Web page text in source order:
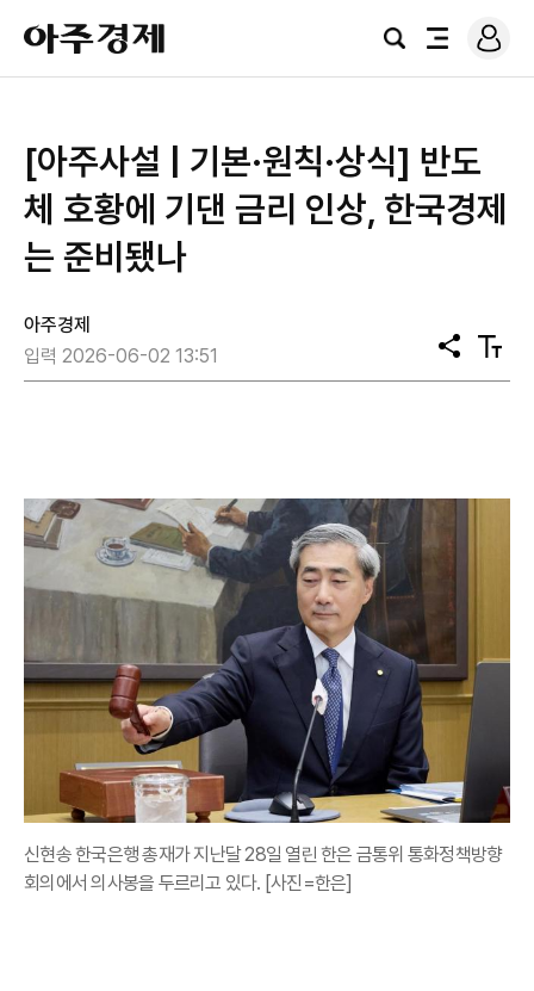
아
주
경
검
전
로
그
[아주사설 | 기본·원칙·상식] 반도
체 호황에 기댄 금리 인상, 한국경제
는 준비됐나
아주경제
입력 2026-06-02 13:51
공
유
텍
스
신현송 한국은행 총재가 지난달 28일 열린 한은 금통위 통화정책방향
회의에서 의사봉을 두르리고 있다. [사진=한은]